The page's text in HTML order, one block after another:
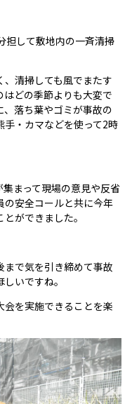
担して敷地内の一斉清掃
清掃しても風でまたす
どの季節よりも大変で
落ち葉やゴミが事故の
・カマなどを使って2時
まって現場の意見や反省
の安全コールと共に今年
ができました。
まで気を引き締めて事故
いですね。
を実施できることを楽